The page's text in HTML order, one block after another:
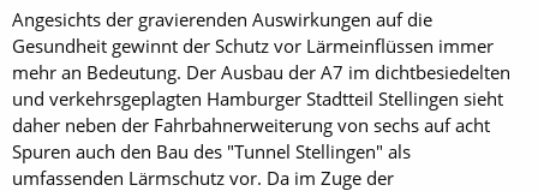
Angesichts der gravierenden Auswirkungen auf die
Gesundheit gewinnt der Schutz vor Lärmeinflüssen immer
mehr an Bedeutung. Der Ausbau der A7 im dichtbesiedelten
und verkehrsgeplagten Hamburger Stadtteil Stellingen sieht
daher neben der Fahrbahnerweiterung von sechs auf acht
Spuren auch den Bau des "Tunnel Stellingen" als
umfassenden Lärmschutz vor. Da im Zuge der